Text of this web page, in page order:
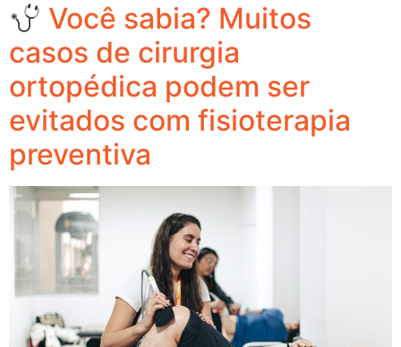
Você sabia? Muitos
casos de cirurgia
ortopédica podem ser
evitados com fisioterapia
preventiva